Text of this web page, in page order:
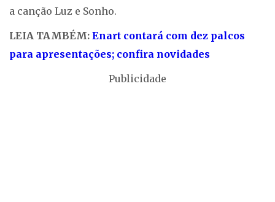
a canção Luz e Sonho.
LEIA TAMBÉM: Enart contará com dez palcos
para apresentações; confira novidades
Publicidade